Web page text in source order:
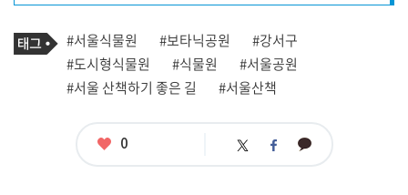
프
필 기
사
관
련
태
태
그
#서울식물원 #보타닉공원
#강서구
#도시형식물원
#식물원
#서울공원
#서울 산책하기 좋은 길
#서울산책
좋
0 트 페 카